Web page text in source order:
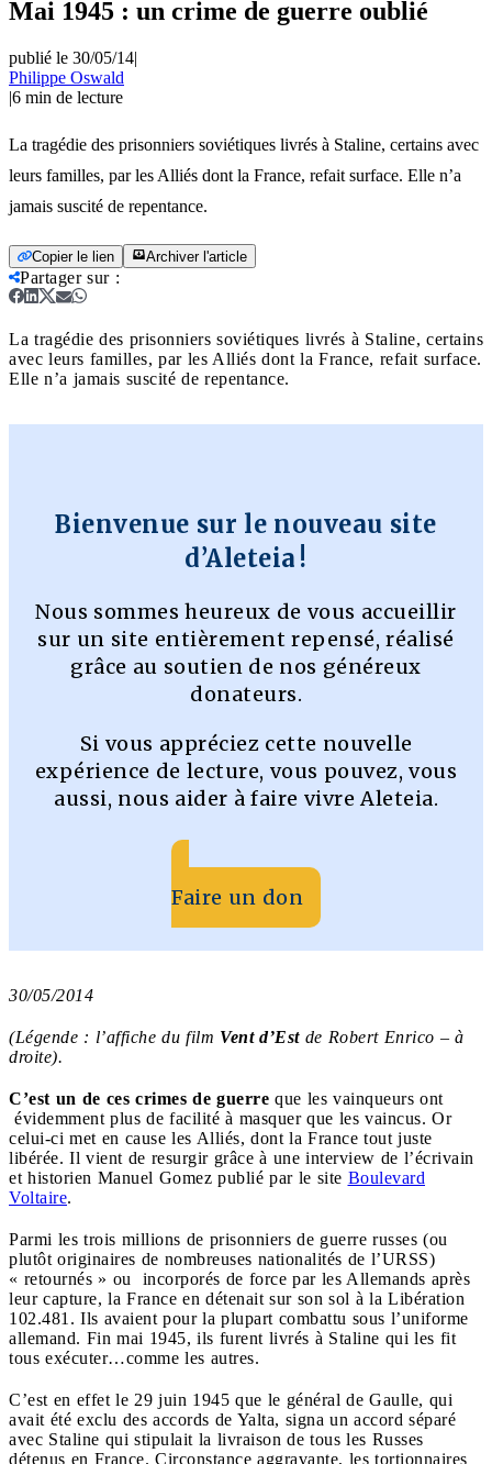
Mai 1945 : un crime de guerre oublié
publié le 30/05/14|
Philippe Oswald
|6 min de lecture
La tragédie des prisonniers soviétiques livrés à Staline, certains avec
leurs familles, par les Alliés dont la France, refait surface. Elle n’a
jamais suscité de repentance.
Copier le lien Archiver l'article
Partager sur:
La tragédie des prisonniers soviétiques livrés à Staline, certains
avec leurs familles, par les Alliés dont la France, refait surface.
Elle n’a jamais suscité de repentance.
Bienvenue sur le nouveau site
d’Aleteia !
Nous sommes heureux de vous accueillir
sur un site entièrement repensé, réalisé
grâce au soutien de nos généreux
donateurs.
Si vous appréciez cette nouvelle
expérience de lecture, vous pouvez, vous
aussi, nous aider à faire vivre Aleteia.
Faire un don
30/05/2014
(Légende : l’affiche du film Vent d’Est de Robert Enrico – à
droite).
C’est un de ces crimes de guerre que les vainqueurs ont
évidemment plus de facilité à masquer que les vaincus. Or
celui-ci met en cause les Alliés, dont la France tout juste
libérée. Il vient de resurgir grâce à une interview de l’écrivain
et historien Manuel Gomez publié par le site Boulevard
Voltaire.
Parmi les trois millions de prisonniers de guerre russes (ou
plutôt originaires de nombreuses nationalités de l’URSS)
« retournés » ou incorporés de force par les Allemands après
leur capture, la France en détenait sur son sol à la Libération
102.481. Ils avaient pour la plupart combattu sous l’uniforme
allemand. Fin mai 1945, ils furent livrés à Staline qui les fit
tous exécuter…comme les autres.
C’est en effet le 29 juin 1945 que le général de Gaulle, qui
avait été exclu des accords de Yalta, signa un accord séparé
avec Staline qui stipulait la livraison de tous les Russes
détenus en France. Circonstance aggravante, les tortionnaires